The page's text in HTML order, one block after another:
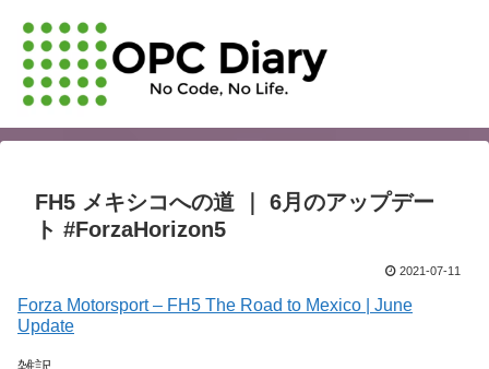
FH5 メキシコへの道 ｜ 6月のアップデー
ト #ForzaHorizon5
2021-07-11
Forza Motorsport – FH5 The Road to Mexico | June
Update